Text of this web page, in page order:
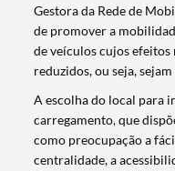
Gestora da Rede de
de promover a
de veículos cujos efeitos
reduzidos, ou seja,
A escolha do local para
carregamento, que
como preocupação a
centralidade, a